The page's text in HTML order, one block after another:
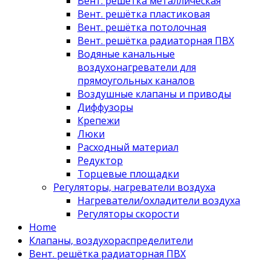
Вент. решётка пластиковая
Вент. решётка потолочная
Вент. решётка радиаторная ПВХ
Водяные канальные
воздухонагреватели для
прямоугольных каналов
Воздушные клапаны и приводы
Диффузоры
Крепежи
Люки
Расходный материал
Редуктор
Торцевые площадки
Регуляторы, нагреватели воздуха
Нагреватели/охладители воздуха
Регуляторы скорости
Home
Клапаны, воздухораспределители
Вент. решётка радиаторная ПВХ